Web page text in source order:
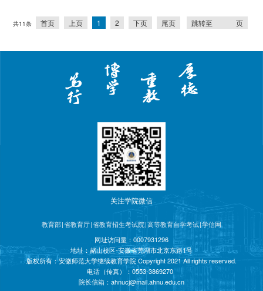
好满足不同群体多元化学习需求。宋德民介绍，“十四五”时期将构建
优质均衡的基本公共教育服务体系，推动从学前到高中阶段教育质
化，切实保障困难群体受教育权利。构建支撑...
共11条 首页 上页 1 2 下页 尾页 跳转至 页
关注学院微信
教育部|省教育厅|省教育招生考试院|高等教育自学考试|学信网
网址访问量： 0007931296
地址：赭山校区-安徽省芜湖市北京东路1号
版权所有：安徽师范大学继续教育学院 Copyright 2021 All rights reserved.
电话（传真）：0553-3869270
院长信箱： ahnucj@mail.ahnu.edu.cn